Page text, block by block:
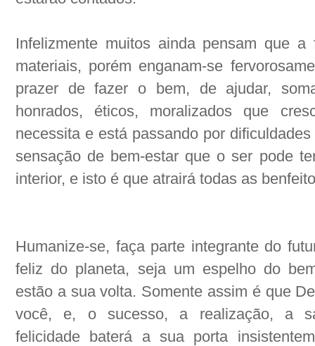
Infelizmente muitos ainda pensam que
materiais, porém enganam-se
prazer de fazer o bem, de ajudar,
honrados, éticos, moralizados que
necessita e está passando por
sensação de bem-estar que o ser pode
interior, e isto é que atrairá todas as
Humanize-se, faça parte integrante do
feliz do planeta, seja um espelho do
estão a sua volta. Somente assim é que
você, e, o sucesso, a realização, a
felicidade baterá a sua porta